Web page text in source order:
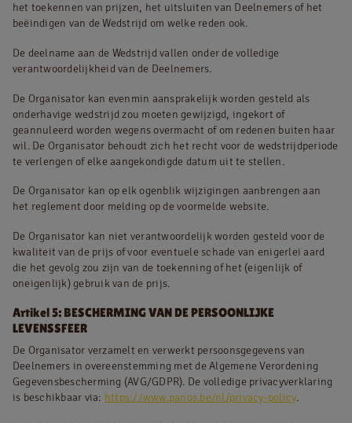
het toekennen van prijzen, het uitsluiten van Deelnemers of het
beëindigen van de Wedstrijd om welke reden ook.
De deelname aan de Wedstrijd vallen onder de volledige
verantwoordelijkheid van de Deelnemers.
De Organisator kan evenmin aansprakelijk worden gesteld als
onderhavige wedstrijd zou moeten gewijzigd, ingekort of
geannuleerd worden wegens overmacht of om redenen buiten haar
wil. De Organisator behoudt zich het recht voor de wedstrijdperiode
te verlengen of elke aangekondigde datum uit te stellen.
De Organisator kan op elk ogenblik wijzigingen aanbrengen aan
het reglement door melding op de voormelde website.
De Organisator kan niet verantwoordelijk worden gesteld voor de
kwaliteit van de prijs of voor eventuele schade van enigerlei aard
die het gevolg zou zijn van de toekenning of het (eigenlijk of
oneigenlijk) gebruik van de prijs.
Artikel 5: BESCHERMING VAN DE PERSOONLIJKE
LEVENSSFEER
De Organisator verzamelt en verwerkt persoonsgegevens van
Deelnemers in overeenstemming met de Algemene Verordening
Gegevensbescherming (AVG/GDPR). De volledige privacyverklaring
is beschikbaar via: https://www.panos.be/nl/privacy-policy.